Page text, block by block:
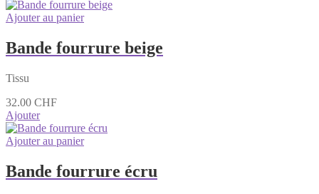
Ajouter au panier
Bande fourrure beige
Tissu
32.00 CHF
Ajouter
Ajouter au panier
Bande fourrure écru